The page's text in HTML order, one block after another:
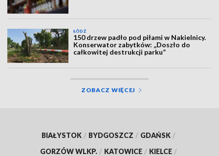
ŁÓDŹ
150 drzew padło pod piłami w Nakielnicy.
Konserwator zabytków: „Doszło do
całkowitej destrukcji parku”
ZOBACZ WIĘCEJ
BIAŁYSTOK / BYDGOSZCZ / GDAŃSK /
GORZÓW WLKP. / KATOWICE / KIELCE /